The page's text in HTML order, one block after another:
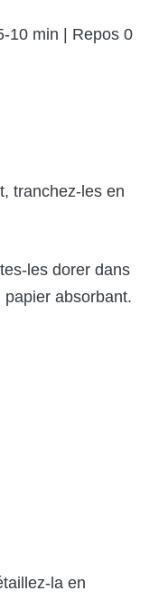
10 min | Repos 0
tranchez-les en
les dorer dans
papier absorbant.
la en